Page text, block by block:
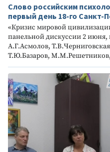
Слово российским
первый день 18-го Санкт-
«Кризис мировой
панельной дискуссии 2 июня,
А.Г.Асмолов,
Т.Ю.Базаров,